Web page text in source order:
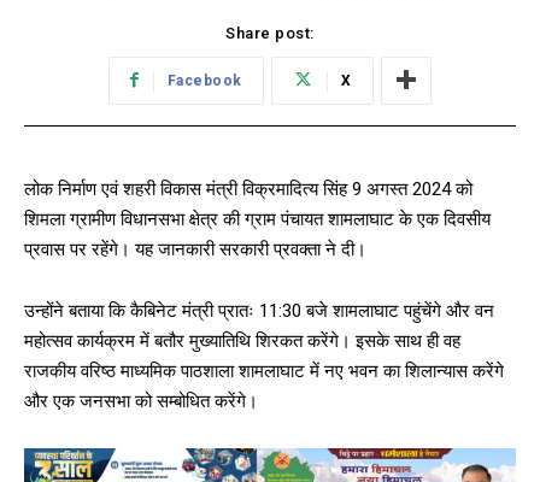
Share post:
Facebook X
लोक निर्माण एवं शहरी विकास मंत्री विक्रमादित्य सिंह 9 अगस्त 2024 को
शिमला ग्रामीण विधानसभा क्षेत्र की ग्राम पंचायत शामलाघाट के एक दिवसीय
प्रवास पर रहेंगे। यह जानकारी सरकारी प्रवक्ता ने दी।
उन्होंने बताया कि कैबिनेट मंत्री प्रातः 11:30 बजे शामलाघाट पहुंचेंगे और वन
महोत्सव कार्यक्रम में बतौर मुख्यातिथि शिरकत करेंगे। इसके साथ ही वह
राजकीय वरिष्ठ माध्यमिक पाठशाला शामलाघाट में नए भवन का शिलान्यास करेंगे
और एक जनसभा को सम्बोधित करेंगे।